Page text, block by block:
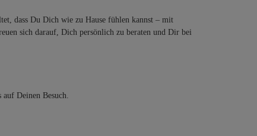
dass Du Dich wie zu Hause fühlen kannst – mit
sich darauf, Dich persönlich zu beraten und Dir bei
Deinen Besuch.